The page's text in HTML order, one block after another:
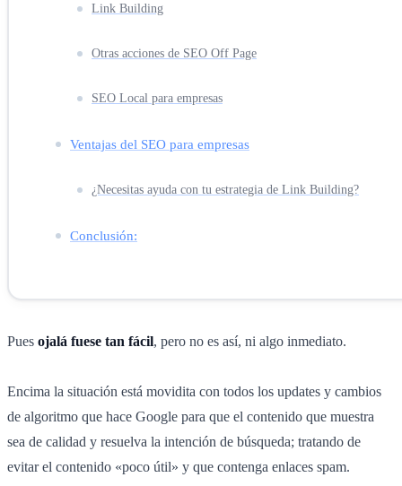
Link Building
Otras acciones de SEO Off Page
SEO Local para empresas
Ventajas del SEO para empresas
¿Necesitas ayuda con tu estrategia de Link Building?
Conclusión:
Pues ojalá fuese tan fácil, pero no es así, ni algo inmediato.
Encima la situación está movidita con todos los updates y cambios
de algoritmo que hace Google para que el contenido que muestra
sea de calidad y resuelva la intención de búsqueda; tratando de
evitar el contenido «poco útil» y que contenga enlaces spam.